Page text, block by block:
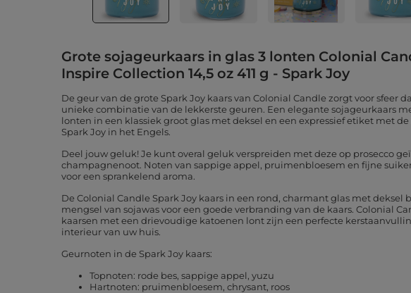
Grote sojageurkaars in glas 3 lonten Colonial
Inspire Collection 14,5 oz 411 g - Spark Joy
De geur van de grote Spark Joy kaars van Colonial Candle zorgt voor sfeer
unieke combinatie van de lekkerste geuren. Een elegante sojageurkaars
lonten in een klassiek groot glas met deksel en een expressief etiket met
Spark Joy in het Engels.
Deel jouw geluk! Je kunt overal geluk verspreiden met deze op prosecco
champagnenoot. Noten van sappige appel, pruimenbloesem en fijne
voor een sprankelend aroma.
De Colonial Candle Spark Joy kaars in een rond, charmant glas met deksel
mengsel van sojawas voor een goede verbranding van de kaars. Colonial
kaarsen met een drievoudige katoenen lont zijn een perfecte
interieur van uw huis.
Geurnoten in de Spark Joy kaars:
Topnoten: rode bes, sappige appel, yuzu
Hartnoten: pruimenbloesem, chrysant, roos